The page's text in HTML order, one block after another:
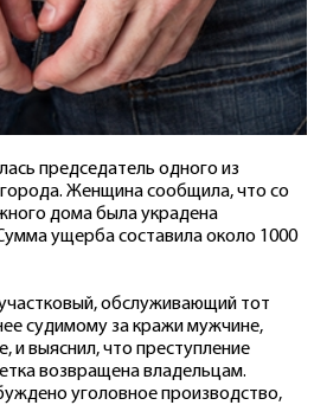
председатель одного из
Женщина сообщила, что со
дома была украдена
ущерба составила около 1000
обслуживающий тот
судимому за кражи мужчине,
выяснил, что преступление
возвращена владельцам.
уголовное производство,